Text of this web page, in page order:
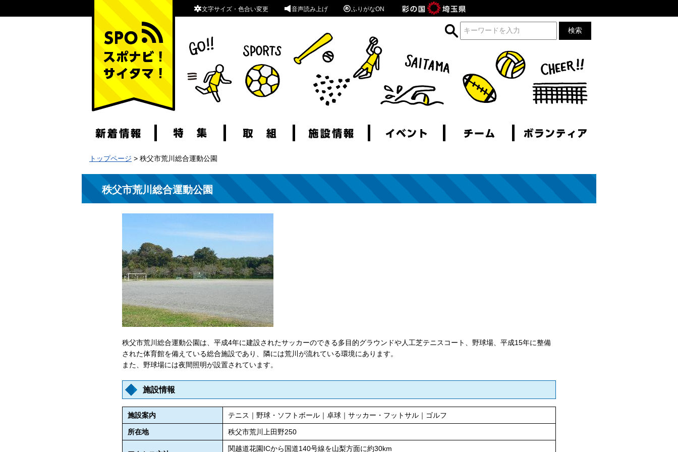
スポナビ！サイタマ！
文字サイズ・色合い変更 音声読み上げ ふりがなON
トップページ > 秩父市荒川総合運動公園
秩父市荒川総合運動公園
秩父市荒川総合運動公園は、平成4年に建設されたサッカーのできる多目的グラウンドや人工芝テニスコート、野球場、平成15年に整備
された体育館を備えている総合施設であり、隣には荒川が流れている環境にあります。
また、野球場には夜間照明が設置されています。
施設情報
施設案内 テニス｜野球・ソフトボール｜卓球｜サッカー・フットサル｜ゴルフ
所在地 秩父市荒川上田野250
関越道花園ICから国道140号線を山梨方面に約30km